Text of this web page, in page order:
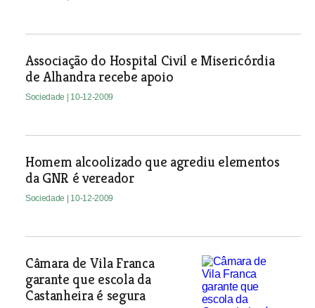
Associação do Hospital Civil e Misericórdia
de Alhandra recebe apoio
Sociedade | 10-12-2009
Homem alcoolizado que agrediu elementos
da GNR é vereador
Sociedade | 10-12-2009
Câmara de Vila Franca
garante que escola da
Castanheira é segura